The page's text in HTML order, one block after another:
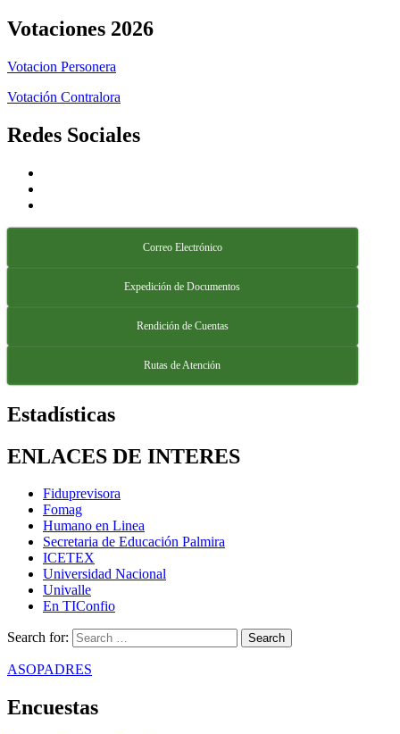
Votaciones 2026
Votacion Personera
Votación Contralora
Redes Sociales
Correo Electrónico
Expedición de Documentos
Rendición de Cuentas
Rutas de Atención
Estadísticas
ENLACES DE INTERES
Fiduprevisora
Fomag
Humano en Linea
Secretaria de Educación Palmira
ICETEX
Universidad Nacional
Univalle
En TIConfio
Search for:
ASOPADRES
Encuestas